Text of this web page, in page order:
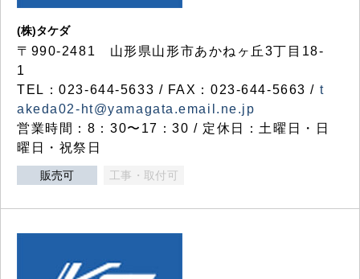
(株)タケダ
〒990-2481 山形県山形市あかねヶ丘3丁目18-
1
TEL：023-644-5633 / FAX：023-644-5663 / t
akeda02-ht@yamagata.email.ne.jp
営業時間：8：30〜17：30 / 定休日：土曜日・日
曜日・祝祭日
販売可 工事・取付可